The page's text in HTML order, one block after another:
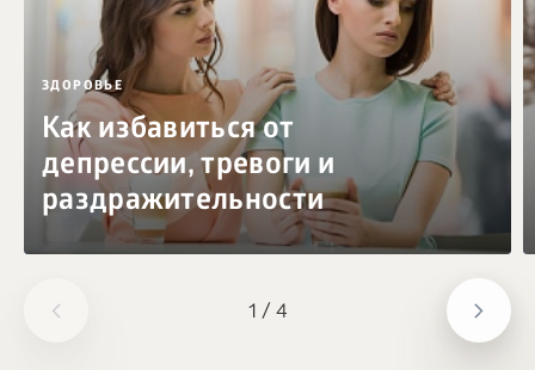
1 / 4
ЗДОРОВЬЕ
Как избавиться от
депрессии, тревоги и
раздражительности